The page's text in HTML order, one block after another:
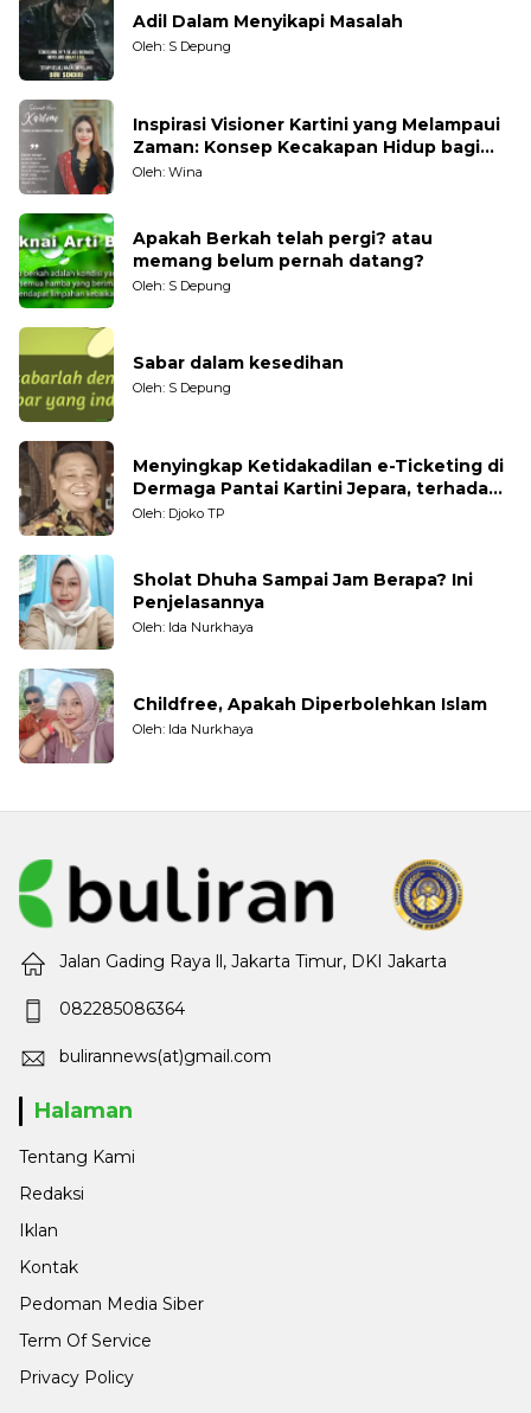
Adil Dalam Menyikapi Masalah
Oleh: S Depung
Inspirasi Visioner Kartini yang Melampaui
Zaman: Konsep Kecakapan Hidup bagi
Generasi Muda
Oleh: Wina
Apakah Berkah telah pergi? atau
memang belum pernah datang?
Oleh: S Depung
Sabar dalam kesedihan
Oleh: S Depung
Menyingkap Ketidakadilan e-Ticketing di
Dermaga Pantai Kartini Jepara, terhadap
Nelayan Tradisional
Oleh: Djoko TP
Sholat Dhuha Sampai Jam Berapa? Ini
Penjelasannya
Oleh: Ida Nurkhaya
Childfree, Apakah Diperbolehkan Islam
Oleh: Ida Nurkhaya
Jalan Gading Raya ll, Jakarta Timur, DKI Jakarta
082285086364
bulirannews(at)gmail.com
Halaman
Tentang Kami
Redaksi
Iklan
Kontak
Pedoman Media Siber
Term Of Service
Privacy Policy